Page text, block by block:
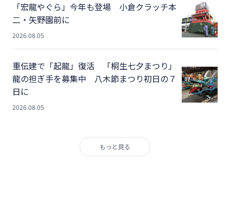
「宏龍やぐら」今年も登場 小倉クラッチ本
二・矢野園前に
2026.08.05
重伝建で「起龍」復活 「桐生七夕まつり」
龍の担ぎ手を募集中 八木節まつり初日の７
日に
2026.08.05
もっと見る